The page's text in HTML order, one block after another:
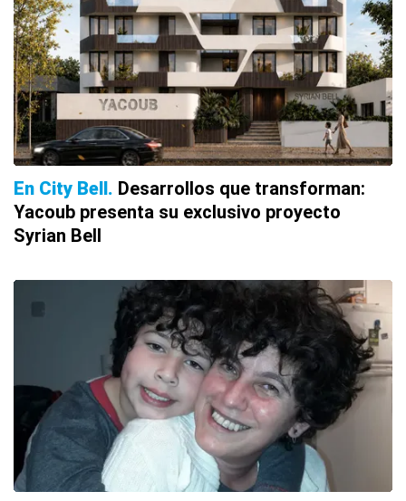
En City Bell Desarrollos que transforman:
Yacoub presenta su exclusivo proyecto
Syrian Bell